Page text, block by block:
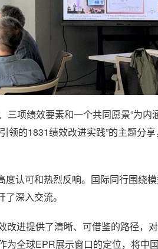
三项绩效要素和一个共同愿景”为
领的1831绩效改进实践”的主题分
认可和热烈反响。国际同行围绕
深入交流。
进提供了清晰、可借鉴的路径，
全球EPR展示窗口的定位，将中